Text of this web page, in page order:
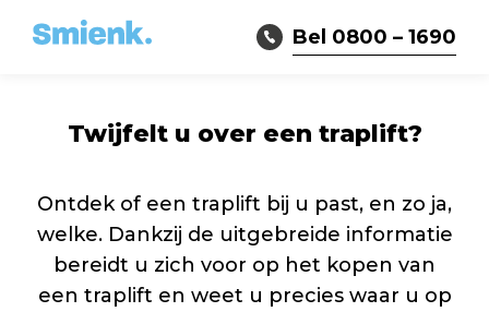
Bel 0800 – 1690
Twijfelt u over een traplift?
Ontdek of een traplift bij u past, en zo ja,
welke. Dankzij de uitgebreide informatie
bereidt u zich voor op het kopen van
een traplift en weet u precies waar u op